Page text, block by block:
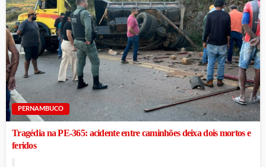
PERNAMBUCO
Tragédia na PE-365: acidente entre caminhões deixa dois mortos e
feridos